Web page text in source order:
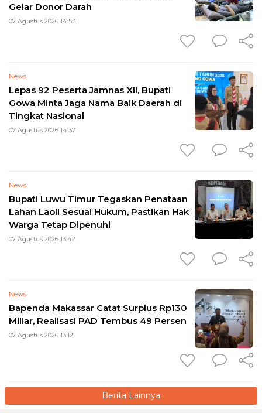
Gelar Donor Darah
07 Agustus 2026 14:53
News
Lepas 92 Peserta Jamnas XII, Bupati
Gowa Minta Jaga Nama Baik Daerah di
Tingkat Nasional
07 Agustus 2026 14:37
News
Bupati Luwu Timur Tegaskan Penataan
Lahan Laoli Sesuai Hukum, Pastikan Hak
Warga Tetap Dipenuhi
07 Agustus 2026 13:42
News
Bapenda Makassar Catat Surplus Rp130
Miliar, Realisasi PAD Tembus 49 Persen
07 Agustus 2026 13:12
Berita Lainnya